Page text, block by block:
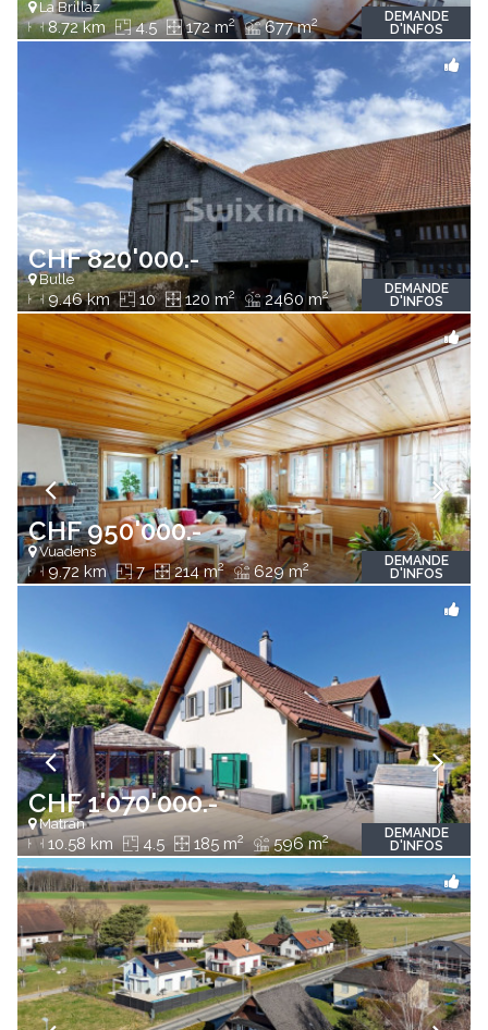
La Brillaz
8.72 km 4.5 172 m2 677 m2
DEMANDE
D'INFOS
CHF 820'000.-
Bulle
9.46 km 10 120 m2 2460 m2
DEMANDE
D'INFOS
CHF 950'000.-
Vuadens
9.72 km 7 214 m2 629 m2
DEMANDE
D'INFOS
CHF 1'070'000.-
Matran
10.58 km 4.5 185 m2 596 m2
DEMANDE
D'INFOS